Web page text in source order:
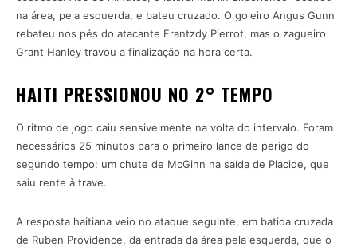
na área, pela esquerda, e bateu cruzado. O goleiro Angus Gunn
rebateu nos pés do atacante Frantzdy Pierrot, mas o zagueiro
Grant Hanley travou a finalização na hora certa.
HAITI PRESSIONOU NO 2° TEMPO
O ritmo de jogo caiu sensivelmente na volta do intervalo. Foram
necessários 25 minutos para o primeiro lance de perigo do
segundo tempo: um chute de McGinn na saída de Placide, que
saiu rente à trave.
A resposta haitiana veio no ataque seguinte, em batida cruzada
de Ruben Providence, da entrada da área pela esquerda, que o